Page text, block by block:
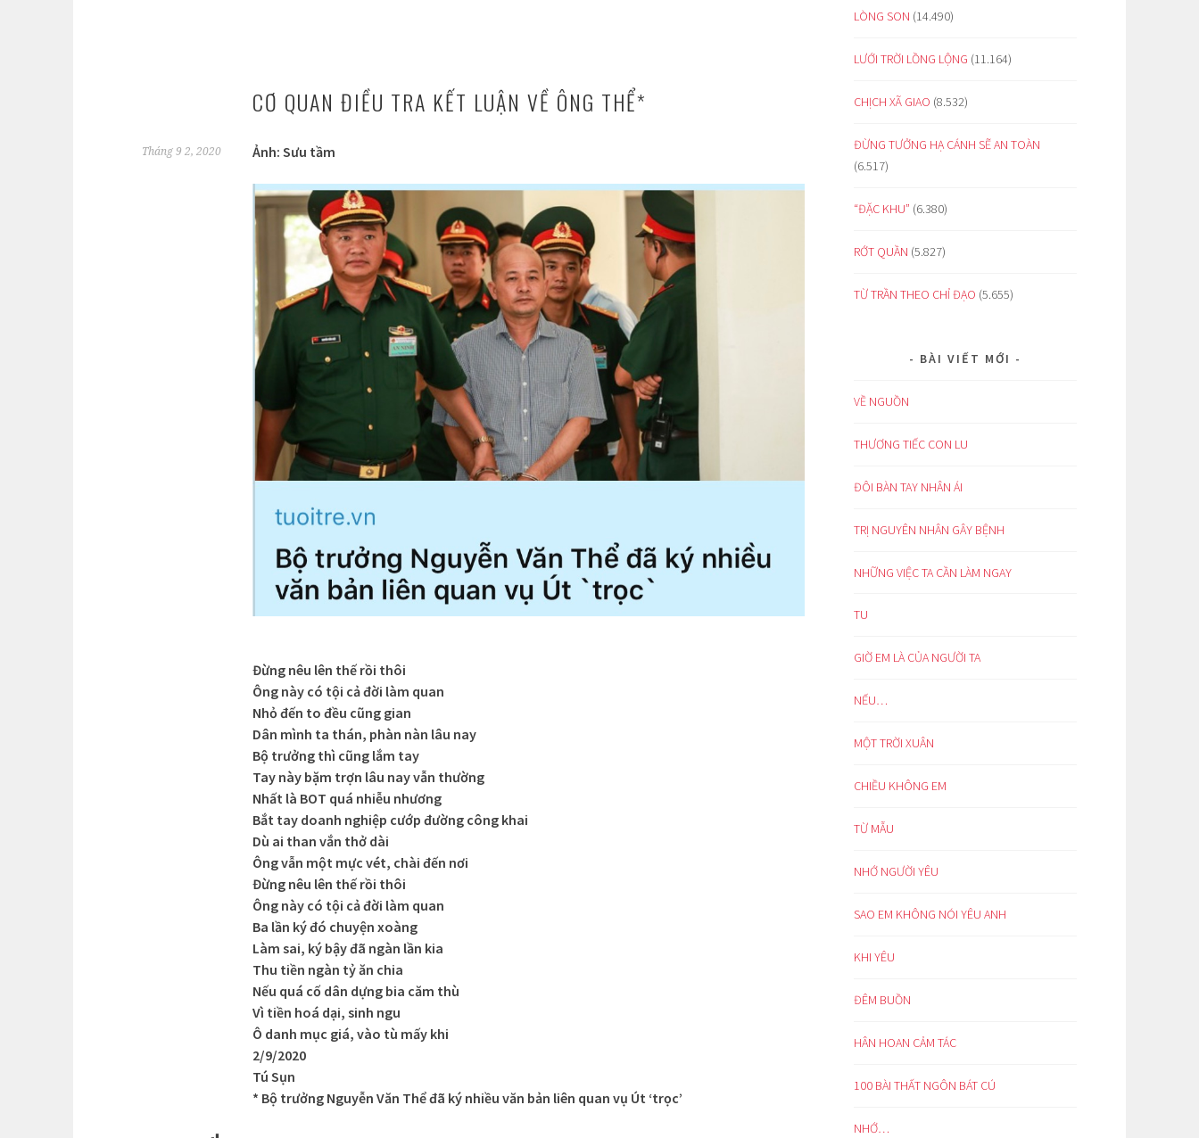
CƠ QUAN ĐIỀU TRA KẾT LUẬN VỀ ÔNG THỂ*
Tháng 9 2, 2020 Ảnh: Sưu tầm
Đừng nêu lên thế rồi thôi
Ông này có tội cả đời làm quan
Nhỏ đến to đều cũng gian
Dân mình ta thán, phàn nàn lâu nay
Bộ trưởng thì cũng lắm tay
Tay này bặm trợn lâu nay vẫn thường
Nhất là BOT quá nhiễu nhương
Bắt tay doanh nghiệp cướp đường công khai
Dù ai than vắn thở dài
Ông vẫn một mực vét, chài đến nơi
Đừng nêu lên thế rồi thôi
Ông này có tội cả đời làm quan
Ba lần ký đó chuyện xoàng
Làm sai, ký bậy đã ngàn lần kia
Thu tiền ngàn tỷ ăn chia
Nếu quá cố dân dựng bia căm thù
Vì tiền hoá dại, sinh ngu
Ô danh mục giá, vào tù mấy khi
2/9/2020
Tú Sụn
* Bộ trưởng Nguyễn Văn Thể đã ký nhiều văn bản liên quan vụ Út ‘trọc’
LÒNG SON (14.490)
LƯỚI TRỜI LỒNG LỘNG (11.164)
CHỊCH XÃ GIAO (8.532)
ĐỪNG TƯỞNG HẠ CÁNH SẼ AN TOÀN
(6.517)
“ĐẶC KHU” (6.380)
RỚT QUẦN (5.827)
TỪ TRẦN THEO CHỈ ĐẠO (5.655)
BÀI VIẾT MỚI
VỀ NGUỒN
THƯƠNG TIẾC CON LU
ĐÔI BÀN TAY NHÂN ÁI
TRỊ NGUYÊN NHÂN GÂY BỆNH
NHỮNG VIỆC TA CẦN LÀM NGAY
TU
GIỜ EM LÀ CỦA NGƯỜI TA
NẾU…
MỘT TRỜI XUÂN
CHIỀU KHÔNG EM
TỪ MẪU
NHỚ NGƯỜI YÊU
SAO EM KHÔNG NÓI YÊU ANH
KHI YÊU
ĐÊM BUỒN
HÂN HOAN CẢM TÁC
100 BÀI THẤT NGÔN BÁT CÚ
NHỚ…